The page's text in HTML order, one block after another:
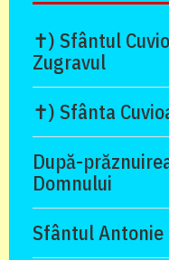
✝) Sfântul
Zugravul
✝) Sfânta
După-
Domnului
Sfântul Antonie